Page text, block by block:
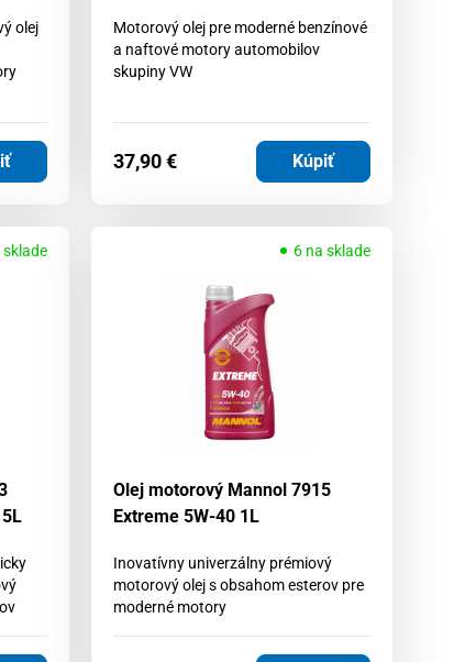
olej
Motorový olej pre moderné benzínové
a naftové motory automobilov
skupiny VW
37,90€ Kúpiť
sklade 6 na sklade
Olej motorový Mannol 7915
Extreme 5W-40 1L
Inovatívny univerzálny prémiový
motorový olej s obsahom esterov pre
moderné motory